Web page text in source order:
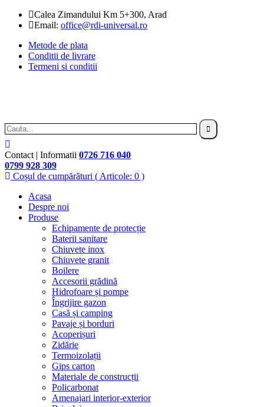
Calea Zimandului Km 5+300, Arad
Email: office@rdi-universal.ro
Metode de plata
Conditii de livrare
Termeni si conditii
Contact | Informatii 0726 716 040
0799 928 309
Coșul de cumpărături ( Articole: 0 )
Acasa
Despre noi
Produse
Echipamente de protecție
Baterii sanitare
Chiuvete inox
Chiuvete granit
Boilere
Accesorii grădină
Hidrofoare și pompe
Îngrijire gazon
Casă și camping
Pavaje și borduri
Acoperișuri
Zidărie
Termoizolații
Gips carton
Materiale de construcții
Policarbonat
Amenajari interior-exterior